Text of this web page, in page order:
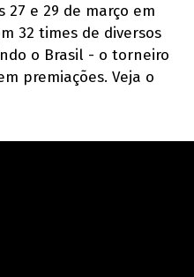
27 e 29 de março em
32 times de diversos
o Brasil - o torneiro
premiações. Veja o